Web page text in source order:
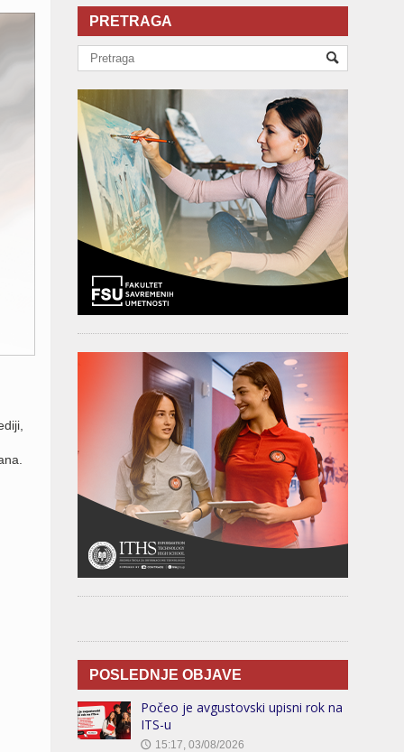
PRETRAGA
POSLEDNJE OBJAVE
Počeo je avgustovski upisni rok na
ITS-u
🕔 15:17, 03/08/2026